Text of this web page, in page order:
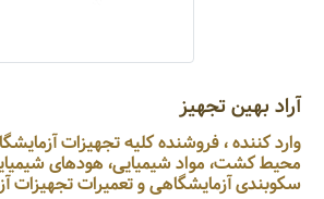
آراد بهین تجهیز
وارد کننده ، فروشنده کلیه
محیط کشت، مواد شیمیایی، هودهای
سکوبندی آزمایشگاهی و تعمیرات تجهیزات